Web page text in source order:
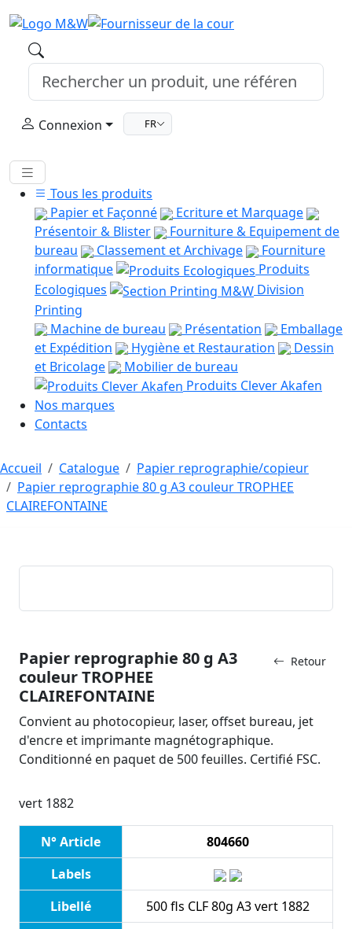
Connexion FR
Tous les produits
Papier et Façonné
Ecriture et Marquage
Présentoir & Blister
Fourniture & Equipement de
bureau
Classement et Archivage
Fourniture
informatique
Produits
Ecologiques
Division
Printing
Machine de bureau
Présentation
Emballage
et Expédition
Hygiène et Restauration
Dessin
et Bricolage
Mobilier de bureau
Produits Clever Akafen
Nos marques
Contacts
Accueil Catalogue
Papier reprographie/copieur
Papier reprographie 80 g A3 couleur TROPHEE
CLAIREFONTAINE
Retour
Papier reprographie 80 g A3
couleur TROPHEE
CLAIREFONTAINE
Convient au photocopieur, laser, offset bureau, jet
d'encre et imprimante magnétographique.
Conditionné en paquet de 500 feuilles. Certifié FSC.
vert 1882
N° Article
804660
Labels
Libellé
500 fls CLF 80g A3 vert 1882